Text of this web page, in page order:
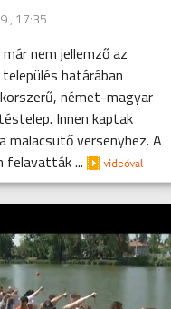
17:35
nem jellemző az
határában
német-magyar
Innen kaptak
malacsütő versenyhez. A
felavatták ...